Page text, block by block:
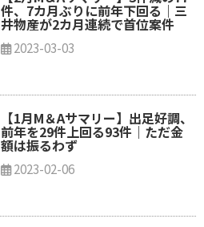
件、7カ月ぶりに前年下回る｜三
井物産が2カ月連続で首位案件
2023-03-03
【1月M＆Aサマリー】出足好調、
前年を29件上回る93件｜ただ金
額は振るわず
2023-02-06